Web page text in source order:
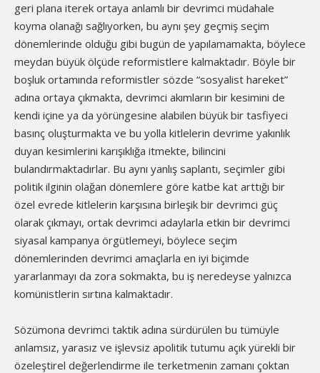
geri plana iterek ortaya anlamlı bir devrimci müdahale
koyma olanağı sağlıyorken, bu aynı şey geçmiş seçim
dönemlerinde olduğu gibi bugün de yapılamamakta, böylece
meydan büyük ölçüde reformistlere kalmaktadır. Böyle bir
boşluk ortamında reformistler sözde “sosyalist hareket”
adına ortaya çıkmakta, devrimci akımların bir kesimini de
kendi içine ya da yörüngesine alabilen büyük bir tasfiyeci
basınç oluşturmakta ve bu yolla kitlelerin devrime yakınlık
duyan kesimlerini karışıklığa itmekte, bilincini
bulandırmaktadırlar. Bu aynı yanlış saplantı, seçimler gibi
politik ilginin olağan dönemlere göre katbe kat arttığı bir
özel evrede kitlelerin karşısına birleşik bir devrimci güç
olarak çıkmayı, ortak devrimci adaylarla etkin bir devrimci
siyasal kampanya örgütlemeyi, böylece seçim
dönemlerinden devrimci amaçlarla en iyi biçimde
yararlanmayı da zora sokmakta, bu iş neredeyse yalnızca
komünistlerin sırtına kalmaktadır.
Sözümona devrimci taktik adına sürdürülen bu tümüyle
anlamsız, yarasız ve işlevsiz apolitik tutumu açık yürekli bir
özeleştirel değerlendirme ile terketmenin zamanı çoktan